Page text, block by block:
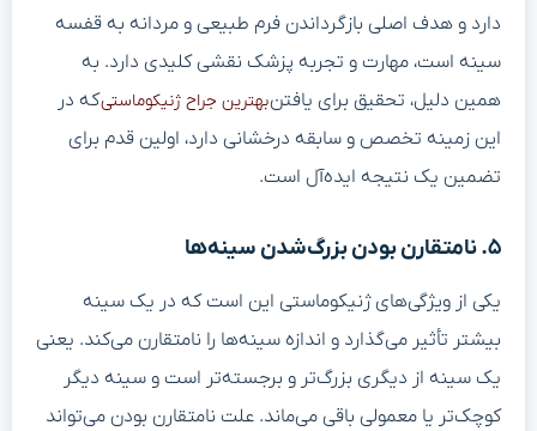
دارد و هدف اصلی بازگرداندن فرم طبیعی و مردانه به قفسه
سینه است، مهارت و تجربه پزشک نقشی کلیدی دارد. به
همین دلیل، تحقیق برای یافتنبهترین جراح ژنیکوماستیکه در
این زمینه تخصص و سابقه درخشانی دارد، اولین قدم برای
تضمین یک نتیجه ایده‌آل است.
۵. نامتقارن بودن بزرگ‌شدن سینه‌ها
یکی از ویژگی‌های ژنیکوماستی این است که در یک سینه
بیشتر تأثیر می‌گذارد و اندازه سینه‌ها را نامتقارن می‌کند. یعنی
یک سینه از دیگری بزرگ‌تر و برجسته‌تر است و سینه دیگر
کوچک‌تر یا معمولی باقی می‌ماند. علت نامتقارن بودن می‌تواند